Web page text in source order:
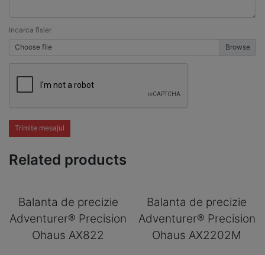
Incarca fisier
Choose file
Trimite mesajul
Related products
Balanta de precizie
Adventurer® Precision
Ohaus AX822
Balanta de precizie
Adventurer® Precision
Ohaus AX2202M